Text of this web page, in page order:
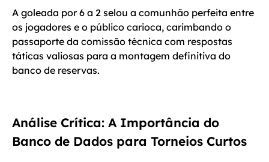
A goleada por 6 a 2 selou a comunhão perfeita entre
os jogadores e o público carioca, carimbando o
passaporte da comissão técnica com respostas
táticas valiosas para a montagem definitiva do
banco de reservas.
Análise Crítica: A Importância do
Banco de Dados para Torneios Curtos